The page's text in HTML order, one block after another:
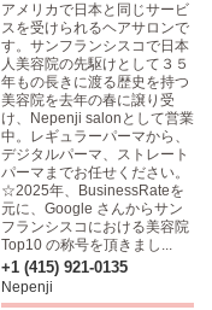
アメリカで日本と同じサービ
スを受けられるヘアサロンで
す。サンフランシスコで日本
人美容院の先駆けとして３５
年もの長きに渡る歴史を持つ
美容院を去年の春に譲り受
け、Nepenji salonとして営業
中。レギュラーパーマから、
デジタルパーマ、ストレート
パーマまでお任せください。
☆2025年、BusinessRateを
元に、Google さんからサン
フランシスコにおける美容院
Top10 の称号を頂きまし...
+1 (415) 921-0135
Nepenji